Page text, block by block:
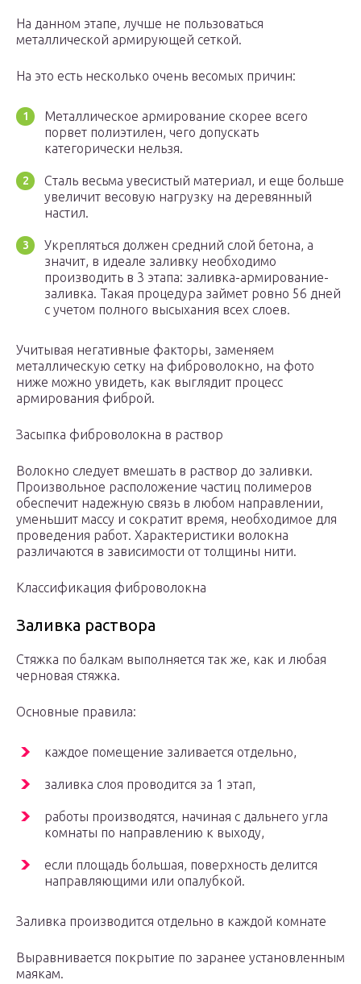
На данном этапе, лучше не пользоваться
металлической армирующей сеткой.
На это есть несколько очень весомых причин:
Металлическое армирование скорее всего
порвет полиэтилен, чего допускать
категорически нельзя.
Сталь весьма увесистый материал, и еще больше
увеличит весовую нагрузку на деревянный
настил.
Укрепляться должен средний слой бетона, а
значит, в идеале заливку необходимо
производить в 3 этапа: заливка-армирование-
заливка. Такая процедура займет ровно 56 дней
с учетом полного высыхания всех слоев.
Учитывая негативные факторы, заменяем
металлическую сетку на фиброволокно, на фото
ниже можно увидеть, как выглядит процесс
армирования фиброй.
Засыпка фиброволокна в раствор
Волокно следует вмешать в раствор до заливки.
Произвольное расположение частиц полимеров
обеспечит надежную связь в любом направлении,
уменьшит массу и сократит время, необходимое для
проведения работ. Характеристики волокна
различаются в зависимости от толщины нити.
Классификация фиброволокна
Заливка раствора
Стяжка по балкам выполняется так же, как и любая
черновая стяжка.
Основные правила:
каждое помещение заливается отдельно,
заливка слоя проводится за 1 этап,
работы производятся, начиная с дальнего угла
комнаты по направлению к выходу,
если площадь большая, поверхность делится
направляющими или опалубкой.
Заливка производится отдельно в каждой комнате
Выравнивается покрытие по заранее установленным
маякам.